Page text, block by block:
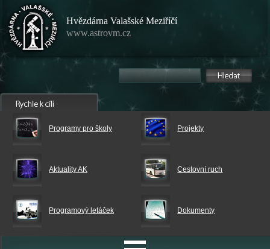
Hvězdárna Valašské Meziříčí
www.astrovm.cz
Programy pro školy Projekty
Aktuality AK Cestovní ruch
Programový letáček Dokumenty